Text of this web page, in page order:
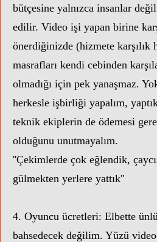
bütçesine yalnızca insanlar
edilir. Video işi yapan birine
önerdiğinizde (hizmete karşılık
masrafları kendi cebinden
olmadığı için pek yanaşmaz.
herkesle işbirliği yapalım,
teknik ekiplerin de ödemesi
olduğunu unutmayalım.
''Çekimlerde çok eğlendik,
gülmekten yerlere yattık''
4. Oyuncu ücretleri: Elbette
bahsedecek değilim. Yüzü